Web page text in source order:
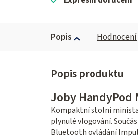
Popis Hodnocení
Joby HandyPod
Kompaktní stolní
plynulé vlogování.
Bluetooth ovládání